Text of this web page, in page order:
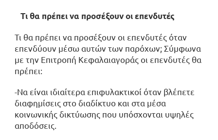
Τι θα πρέπει να προσέξουν οι επενδυτές
Τι θα πρέπει να προσέξουν οι επενδυτές όταν
επενδύουν μέσω αυτών των παρόχων; Σύμφωνα
με την Επιτροπή Κεφαλαιαγοράς οι επενδυτές θα
πρέπει:
-Να είναι ιδιαίτερα επιφυλακτικοί όταν βλέπετε
διαφημίσεις στο διαδίκτυο και στα μέσα
κοινωνικής δικτύωσης που υπόσχονται υψηλές
αποδόσεις.